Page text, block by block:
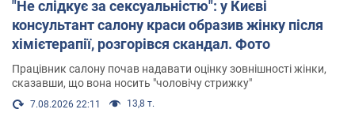
"Не слідкує за сексуальністю": у Києві
консультант салону краси образив жінку після
хімієтерапії, розгорівся скандал. Фото
Працівник салону почав надавати оцінку зовнішності жінки,
сказавши, що вона носить "чоловічу стрижку"
7.08.2026 22:11 13,8 т.